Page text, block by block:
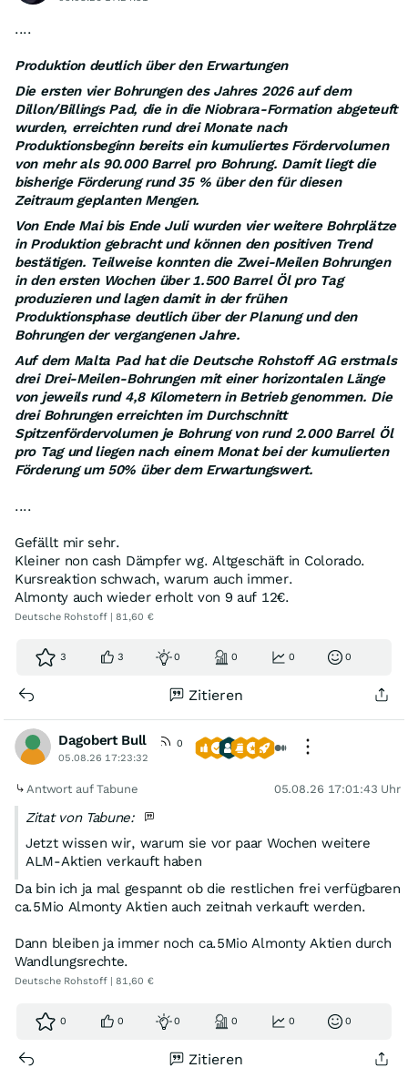
....
Produktion deutlich über den Erwartungen
Die ersten vier Bohrungen des Jahres 2026 auf dem
Dillon/Billings Pad, die in die Niobrara-Formation abgeteuft
wurden, erreichten rund drei Monate nach
Produktionsbeginn bereits ein kumuliertes Fördervolumen
von mehr als 90.000 Barrel pro Bohrung. Damit liegt die
bisherige Förderung rund 35 % über den für diesen
Zeitraum geplanten Mengen.
Von Ende Mai bis Ende Juli wurden vier weitere Bohrplätze
in Produktion gebracht und können den positiven Trend
bestätigen. Teilweise konnten die Zwei-Meilen Bohrungen
in den ersten Wochen über 1.500 Barrel Öl pro Tag
produzieren und lagen damit in der frühen
Produktionsphase deutlich über der Planung und den
Bohrungen der vergangenen Jahre.
Auf dem Malta Pad hat die Deutsche Rohstoff AG erstmals
drei Drei-Meilen-Bohrungen mit einer horizontalen Länge
von jeweils rund 4,8 Kilometern in Betrieb genommen. Die
drei Bohrungen erreichten im Durchschnitt
Spitzenfördervolumen je Bohrung von rund 2.000 Barrel Öl
pro Tag und liegen nach einem Monat bei der kumulierten
Förderung um 50% über dem Erwartungswert.
....
Gefällt mir sehr.
Kleiner non cash Dämpfer wg. Altgeschäft in Colorado.
Kursreaktion schwach, warum auch immer.
Almonty auch wieder erholt von 9 auf 12€.
Deutsche Rohstoff | 81,60 €
3 3 0 0 0 0
Zitieren
Dagobert Bull
0
05.08.26 17:23:32
Antwort auf Tabune 05.08.26 17:01:43 Uhr
Zitat von Tabune:
Jetzt wissen wir, warum sie vor paar Wochen weitere
ALM-Aktien verkauft haben
Da bin ich ja mal gespannt ob die restlichen frei verfügbaren
ca.5Mio Almonty Aktien auch zeitnah verkauft werden.
Dann bleiben ja immer noch ca.5Mio Almonty Aktien durch
Wandlungsrechte.
Deutsche Rohstoff | 81,60 €
0 0 0 0 0 0
Zitieren